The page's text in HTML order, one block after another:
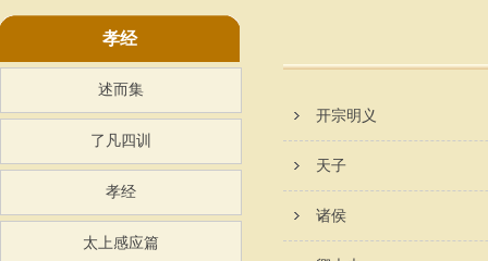
孝经
述而集
了凡四训
孝经
太上感应篇
开宗明义
天子
诸侯